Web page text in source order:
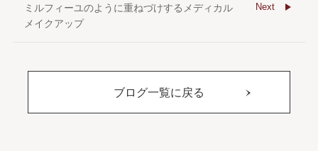
ミルフィーユのように重ねづけするメディカル
メイクアップ
Next
ブログ一覧に戻る